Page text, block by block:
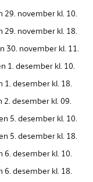
29. november kl. 10.
29. november kl. 18.
30. november kl. 11.
1. desember kl. 10.
1. desember kl. 18.
desember kl. 09.
5. desember kl. 10.
5. desember kl. 18.
6. desember kl. 10.
6. desember kl. 18.